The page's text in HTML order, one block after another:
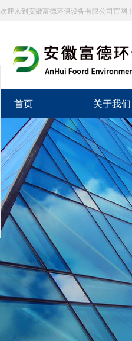
欢迎来到安徽富德环保设备有限公司官网！
首页 关于我们
分享到
微信
百度贴吧
豆瓣
QQ好友
QQ空间
复制网址
打印